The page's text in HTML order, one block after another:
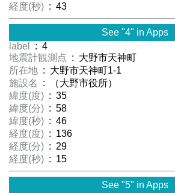
経度(秒) : 43
See "4" in Apps
label
: 4
地震計観測点 : 大野市天神町
所在地 : 大野市天神町1-1
施設名
: （大野市役所）
緯度(度) : 35
緯度(分) : 58
緯度(秒) : 46
経度(度) : 136
経度(分) : 29
経度(秒) : 15
See "5" in Apps